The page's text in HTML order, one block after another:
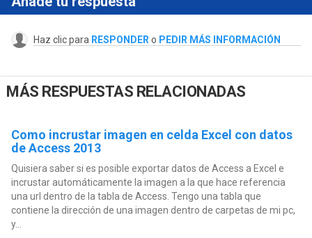
Haz clic para RESPONDER o PEDIR MÁS INFORMACIÓN
MÁS RESPUESTAS RELACIONADAS
Como incrustar imagen en celda Excel con datos
de Access 2013
Quisiera saber si es posible exportar datos de Access a Excel e
incrustar automáticamente la imagen a la que hace referencia
una url dentro de la tabla de Access. Tengo una tabla que
contiene la dirección de una imagen dentro de carpetas de mi pc,
y...